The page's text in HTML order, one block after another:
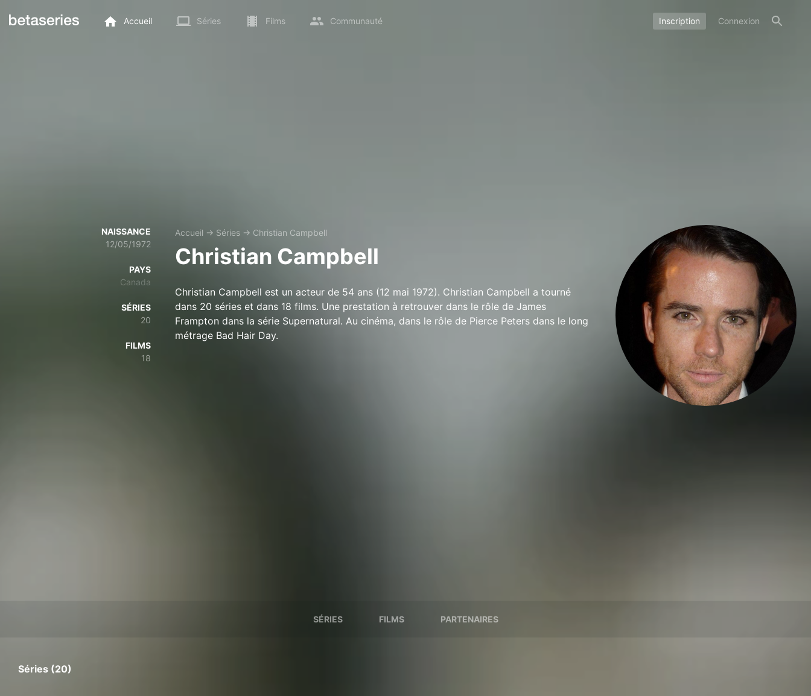
Accueil Séries Films Communauté Inscription Connexion
NAISSANCE
12/05/1972
PAYS
Canada
SÉRIES
20
FILMS
18
Accueil → Séries → Christian Campbell
Christian Campbell
Christian Campbell est un acteur de 54 ans (12 mai 1972). Christian Campbell a tourné
dans 20 séries et dans 18 films. Une prestation à retrouver dans le rôle de James
Frampton dans la série Supernatural. Au cinéma, dans le rôle de Pierce Peters dans le long
métrage Bad Hair Day.
SÉRIES FILMS PARTENAIRES
Séries (20)